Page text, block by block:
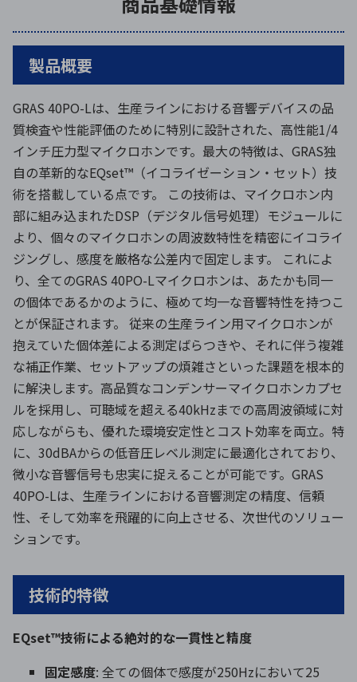
製品概要
GRAS 40PO-Lは、生産ラインにおける音響デバイスの品
質検査や性能評価のために特別に設計された、高性能1/4
インチ圧力型マイクロホンです。最大の特徴は、GRAS独
自の革新的なEQset™（イコライゼーション・セット）技
術を搭載している点です。 この技術は、マイクロホン内
部に組み込まれたDSP（デジタル信号処理）モジュールに
より、個々のマイクロホンの周波数特性を精密にイコライ
ジングし、感度を厳格な公差内で固定します。 これによ
り、全てのGRAS 40PO-Lマイクロホンは、あたかも同一
の個体であるかのように、極めて均一な音響特性を持つこ
とが保証されます。 従来の生産ライン用マイクロホンが
抱えていた個体差による測定ばらつきや、それに伴う複雑
な補正作業、セットアップの煩雑さといった課題を根本的
に解決します。高品質なコンデンサーマイクロホンカプセ
ルを採用し、可聴域を超える40kHzまでの高周波領域に対
応しながらも、優れた環境安定性とコスト効率を両立。特
に、30dBAからの低音圧レベル測定に最適化されており、
微小な音響信号も忠実に捉えることが可能です。GRAS
40PO-Lは、生産ラインにおける音響測定の精度、信頼
性、そして効率を飛躍的に向上させる、次世代のソリュー
ションです。
技術的特徴
EQset™技術による絶対的な一貫性と精度
固定感度: 全ての個体で感度が250Hzにおいて25